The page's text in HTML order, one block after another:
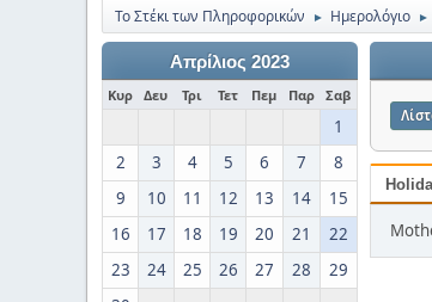
Το Στέκι των Πληροφορικών ► Ημερολόγιο ►
Απρίλιος 2023
Κυρ Δευ Τρι Τετ Πεμ Παρ Σαβ
1
2
3 4 5 6 7
8
9
10 11 12 13 14
15
16
17 18 19 20 21
22
23
24 25 26 27 28
29